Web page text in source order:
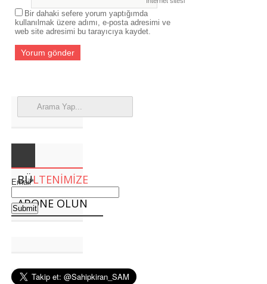
Bir dahaki sefere yorum yaptığımda
kullanılmak üzere adımı, e-posta adresimi ve
web site adresimi bu tarayıcıya kaydet.
BÜLTENIMIZE
ABONE OLUN
Email*